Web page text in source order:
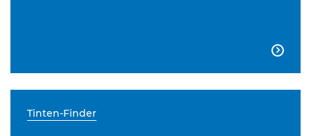

Tinten-Finder